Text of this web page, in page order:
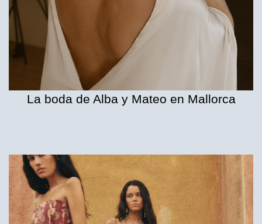
La boda de Alba y Mateo en Mallorca